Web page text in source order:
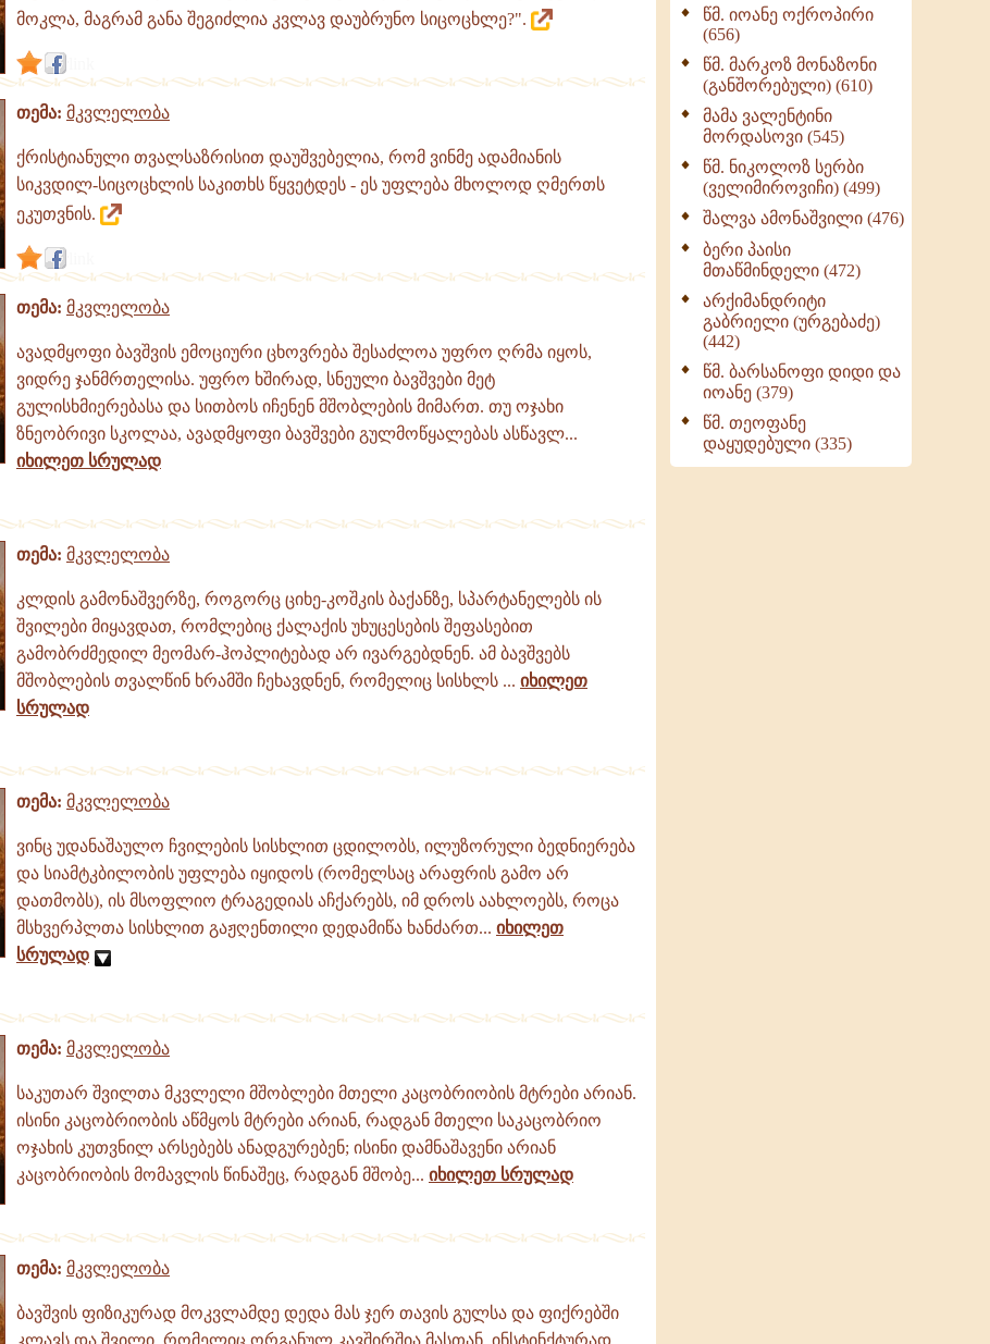
მოკლა, მაგრამ განა შეგიძლია კვლავ დაუბრუნო სიცოცხლე?".
თემა: მკვლელობა
ქრისტიანული თვალსაზრისით დაუშვებელია, რომ ვინმე ადამიანის
სიკვდილ-სიცოცხლის საკითხს წყვეტდეს - ეს უფლება მხოლოდ ღმერთს
ეკუთვნის.
თემა: მკვლელობა
ავადმყოფი ბავშვის ემოციური ცხოვრება შესაძლოა უფრო ღრმა იყოს,
ვიდრე ჯანმრთელისა. უფრო ხშირად, სნეული ბავშვები მეტ
გულისხმიერებასა და სითბოს იჩენენ მშობლების მიმართ. თუ ოჯახი
ზნეობრივი სკოლაა, ავადმყოფი ბავშვები გულმოწყალებას ასწავლ...
იხილეთ სრულად
თემა: მკვლელობა
კლდის გამონაშვერზე, როგორც ციხე-კოშკის ბაქანზე, სპარტანელებს ის
შვილები მიყავდათ, რომლებიც ქალაქის უხუცესების შეფასებით
გამობრძმედილ მეომარ-ჰოპლიტებად არ ივარგებდნენ. ამ ბავშვებს
მშობლების თვალწინ ხრამში ჩეხავდნენ, რომელიც სისხლს ... იხილეთ
სრულად
თემა: მკვლელობა
ვინც უდანაშაულო ჩვილების სისხლით ცდილობს, ილუზორული ბედნიერება
და სიამტკბილობის უფლება იყიდოს (რომელსაც არაფრის გამო არ
დათმობს), ის მსოფლიო ტრაგედიას აჩქარებს, იმ დროს აახლოებს, როცა
მსხვერპლთა სისხლით გაჟღენთილი დედამიწა ხანძართ... იხილეთ
სრულად
თემა: მკვლელობა
საკუთარ შვილთა მკვლელი მშობლები მთელი კაცობრიობის მტრები არიან.
ისინი კაცობრიობის აწმყოს მტრები არიან, რადგან მთელი საკაცობრიო
ოჯახის კუთვნილ არსებებს ანადგურებენ; ისინი დამნაშავენი არიან
კაცობრიობის მომავლის წინაშეც, რადგან მშობე... იხილეთ სრულად
თემა: მკვლელობა
ბავშვის ფიზიკურად მოკვლამდე დედა მას ჯერ თავის გულსა და ფიქრებში
კლავს და შვილი, რომელიც ორგანულ კავშირშია მასთან, ინსტინქტურად
მონაზვნური
გამოცდილების
ოთხი ასეული თავი
სიყვარულის შესახებ
(259)
წმ. იოანე ოქროპირი
(656)
წმ. მარკოზ მონაზონი
(განშორებული) (610)
მამა ვალენტინი
მორდასოვი (545)
წმ. ნიკოლოზ სერბი
(ველიმიროვიჩი) (499)
შალვა ამონაშვილი (476)
ბერი პაისი
მთაწმინდელი (472)
არქიმანდრიტი
გაბრიელი (ურგებაძე)
(442)
წმ. ბარსანოფი დიდი და
იოანე (379)
წმ. თეოფანე
დაყუდებული (335)